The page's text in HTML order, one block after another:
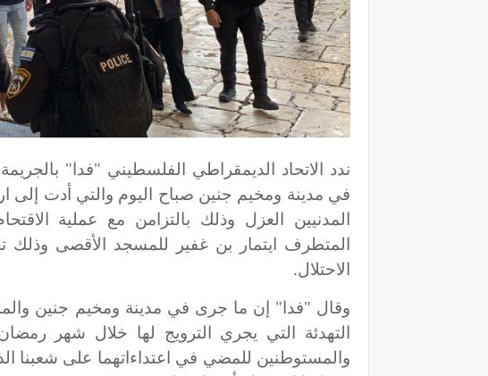
ندد الاتحاد الديمقراطي الفلسطيني "فدا"
في مدينة ومخيم جنين صباح اليوم والتي أدت
المدنيين العزل وذلك بالتزامن مع عملية
المتطرف ايتمار بن غفير للمسجد الأقصى
الاحتلال.
وقال "فدا" إن ما جرى في مدينة ومخيم جنين
التهدئة التي يجري الترويج لها خلال شهر
والمستوطنين للمضي في اعتداءاتهما على شعبنا